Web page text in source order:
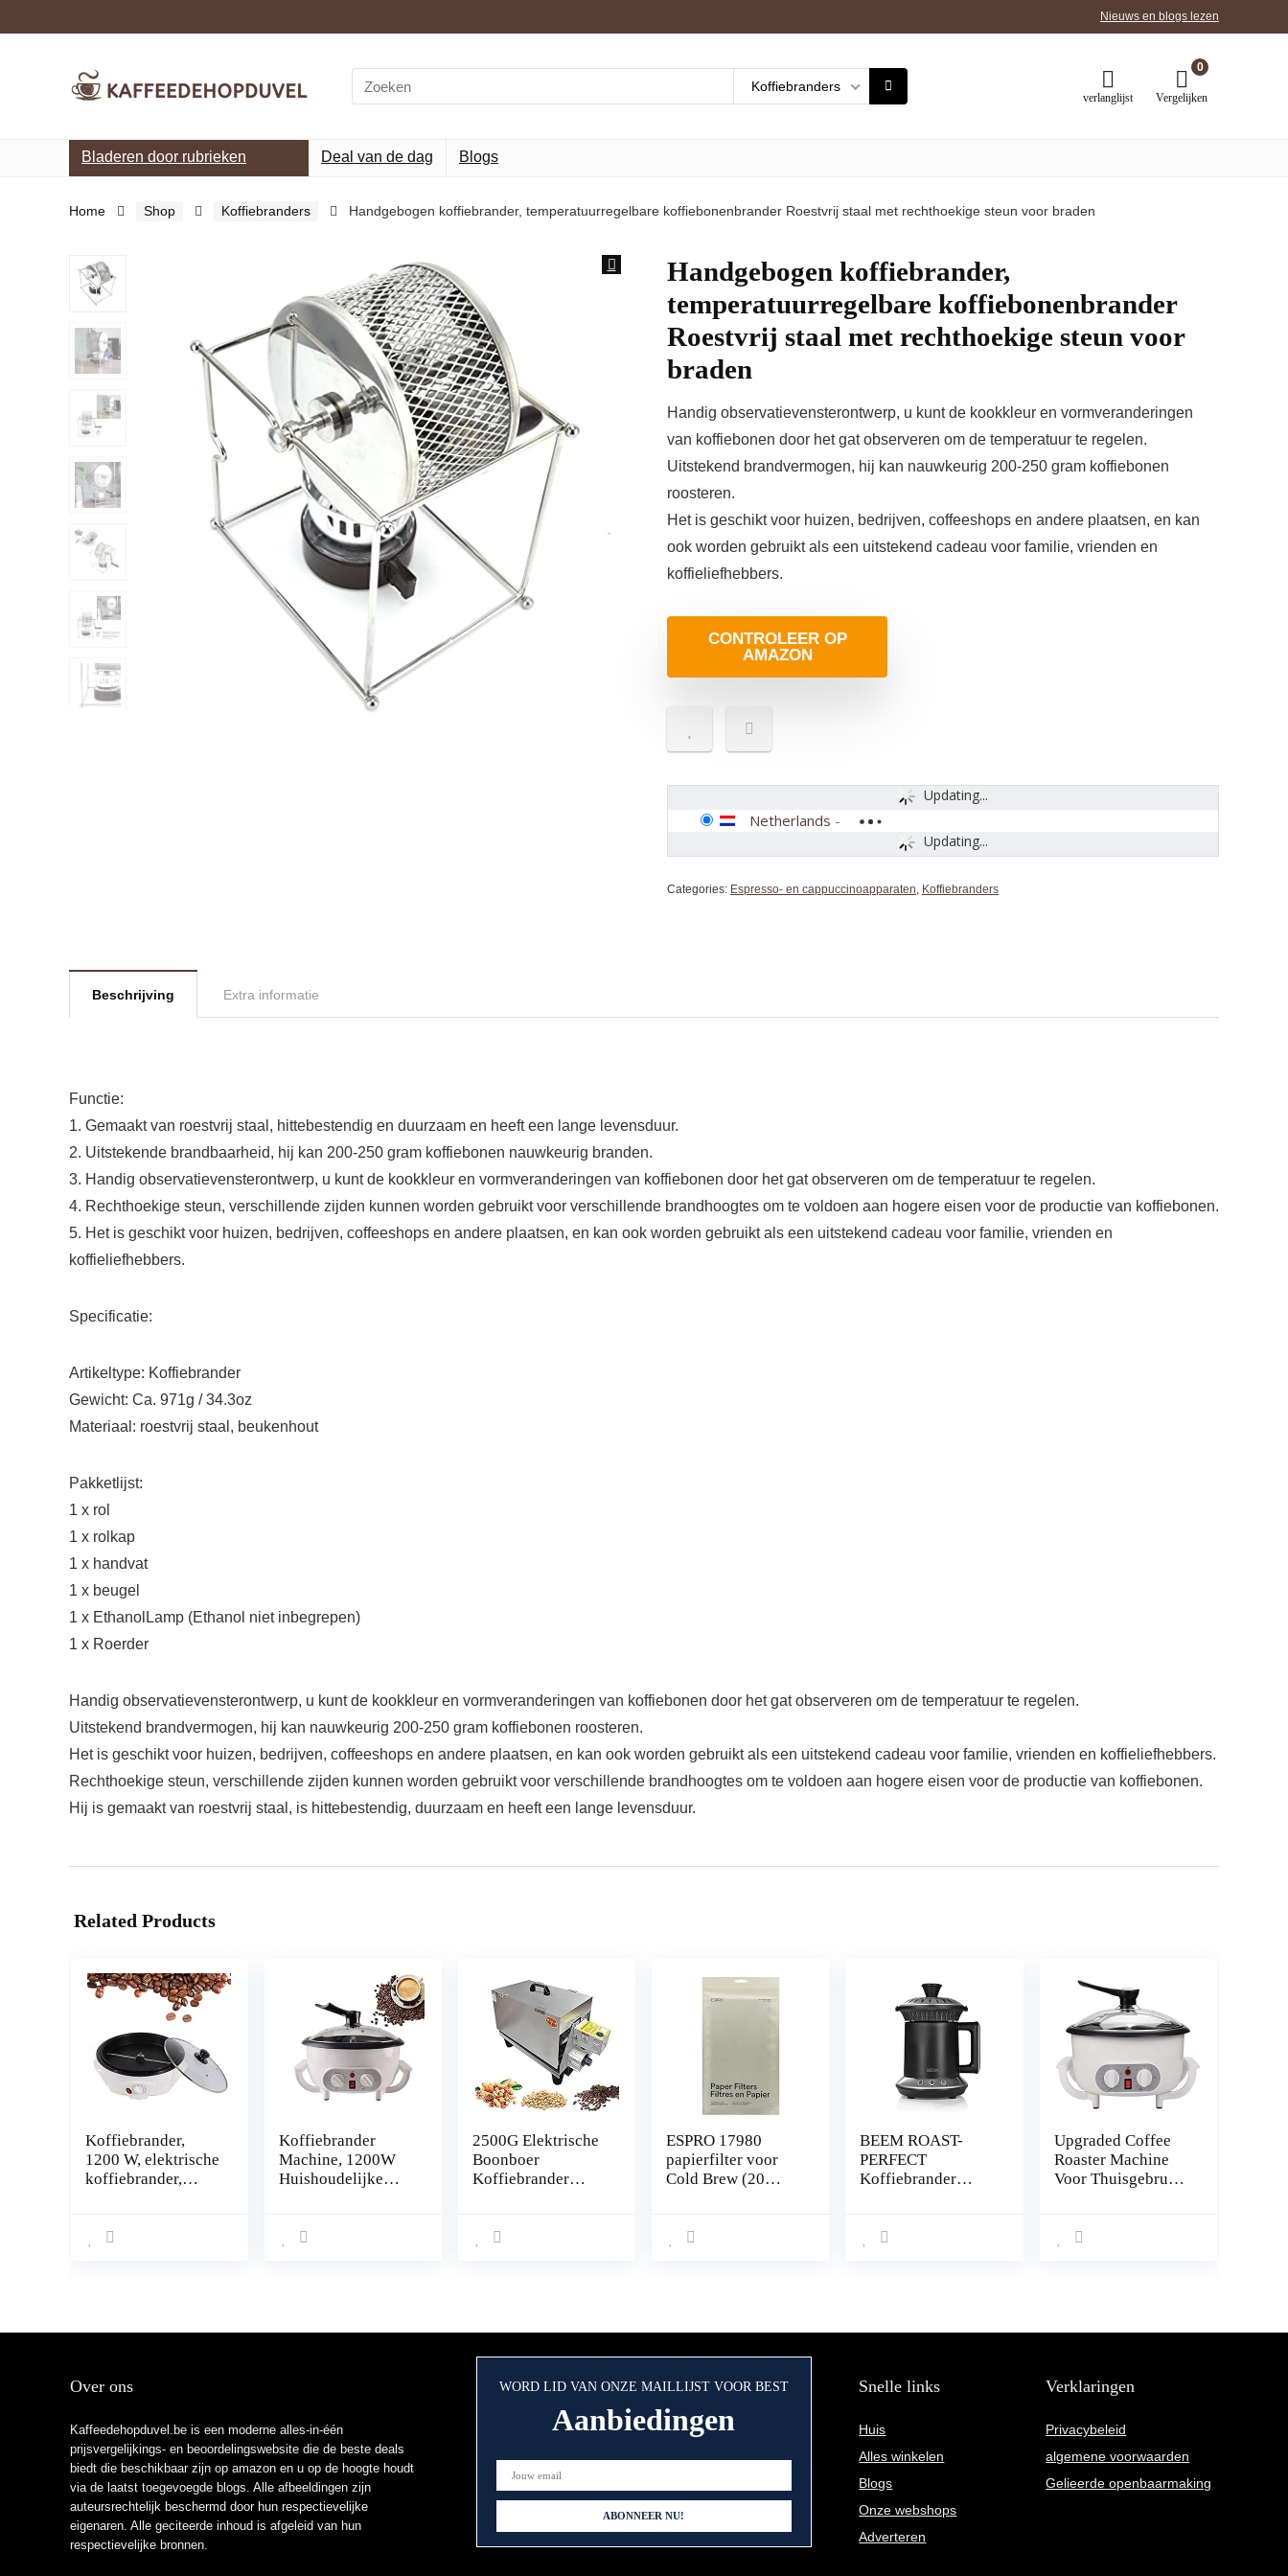
Nieuws en blogs lezen
Search
for:
Koffiebranders
verlanglijst
0
Vergelijken
Bladeren door rubrieken Deal van de dag Blogs
Home Shop Koffiebranders Handgebogen koffiebrander, temperatuurregelbare koffiebonenbrander Roestvrij staal met rechthoekige steun voor braden
Handgebogen koffiebrander,
temperatuurregelbare koffiebonenbrander
Roestvrij staal met rechthoekige steun voor
braden
Handig observatievensterontwerp, u kunt de kookkleur en vormveranderingen
van koffiebonen door het gat observeren om de temperatuur te regelen.
Uitstekend brandvermogen, hij kan nauwkeurig 200-250 gram koffiebonen
roosteren.
Het is geschikt voor huizen, bedrijven, coffeeshops en andere plaatsen, en kan
ook worden gebruikt als een uitstekend cadeau voor familie, vrienden en
koffieliefhebbers.
CONTROLEER OP
AMAZON
Updating...
Updating...
Netherlands -
Categories: Espresso- en cappuccinoapparaten, Koffiebranders
Beschrijving Extra informatie
Functie:
1. Gemaakt van roestvrij staal, hittebestendig en duurzaam en heeft een lange levensduur.
2. Uitstekende brandbaarheid, hij kan 200-250 gram koffiebonen nauwkeurig branden.
3. Handig observatievensterontwerp, u kunt de kookkleur en vormveranderingen van koffiebonen door het gat observeren om de temperatuur te regelen.
4. Rechthoekige steun, verschillende zijden kunnen worden gebruikt voor verschillende brandhoogtes om te voldoen aan hogere eisen voor de productie van koffiebonen.
5. Het is geschikt voor huizen, bedrijven, coffeeshops en andere plaatsen, en kan ook worden gebruikt als een uitstekend cadeau voor familie, vrienden en
koffieliefhebbers.
Specificatie:
Artikeltype: Koffiebrander
Gewicht: Ca. 971g / 34.3oz
Materiaal: roestvrij staal, beukenhout
Pakketlijst:
1 x rol
1 x rolkap
1 x handvat
1 x beugel
1 x EthanolLamp (Ethanol niet inbegrepen)
1 x Roerder
Handig observatievensterontwerp, u kunt de kookkleur en vormveranderingen van koffiebonen door het gat observeren om de temperatuur te regelen.
Uitstekend brandvermogen, hij kan nauwkeurig 200-250 gram koffiebonen roosteren.
Het is geschikt voor huizen, bedrijven, coffeeshops en andere plaatsen, en kan ook worden gebruikt als een uitstekend cadeau voor familie, vrienden en koffieliefhebbers.
Rechthoekige steun, verschillende zijden kunnen worden gebruikt voor verschillende brandhoogtes om te voldoen aan hogere eisen voor de productie van koffiebonen.
Hij is gemaakt van roestvrij staal, is hittebestendig, duurzaam en heeft een lange levensduur.
Related Products
Koffiebrander,
1200 W, elektrische
koffiebrander,
huishouden,
Koffiebrander
Machine, 1200W
Huishoudelijke
osterende Machine,
Timer, 0-240°C
2500G Elektrische
Boonboer
Koffiebrander
Braadstukmachine
ESPRO 17980
papierfilter voor
Cold Brew (20
BEEM ROAST-
PERFECT
Koffiebrander
onbewerkte koffie
intervalroostering
Upgraded Coffee
Roaster Machine
Voor Thuisgebruik,
Koffieboonboer
Over ons
Kaffeedehopduvel.be is een moderne alles-in-één
prijsvergelijkings- en beoordelingswebsite die de beste deals
biedt die beschikbaar zijn op amazon en u op de hoogte houdt
via de laatst toegevoegde blogs. Alle afbeeldingen zijn
auteursrechtelijk beschermd door hun respectievelijke
eigenaren. Alle geciteerde inhoud is afgeleid van hun
respectievelijke bronnen.
WORD LID VAN ONZE MAILLIJST VOOR BEST
Aanbiedingen
Snelle links
Huis
Alles winkelen
Blogs
Onze webshops
Adverteren
Verklaringen
Privacybeleid
algemene voorwaarden
Gelieerde openbaarmaking